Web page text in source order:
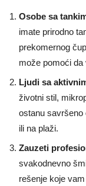
Osobe sa
imate prirodno
prekomernog
može pomoći da
Ljudi sa
životni stil,
ostanu
ili na plaži.
Zauzeti
svakodnevno
rešenje koje